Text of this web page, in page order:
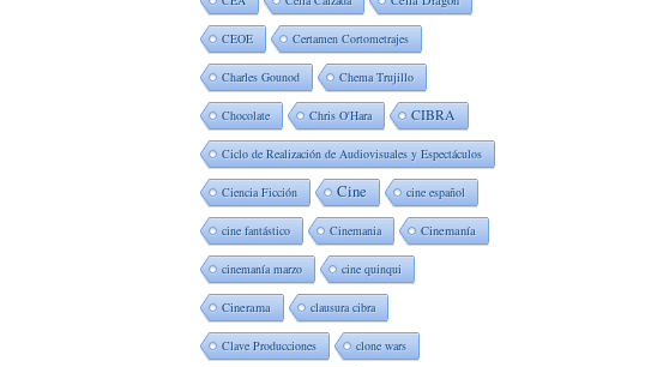
CEOE Certamen Cortometrajes
Charles Gounod Chema Trujillo
Chocolate Chris O'Hara CIBRA
Ciclo de Realización de Audiovisuales y Espectáculos
Ciencia Ficción Cine cine español
cine fantástico Cinemania Cinemanía
cinemanía marzo cine quinqui
Cinerama clausura cibra
Clave Producciones clone wars